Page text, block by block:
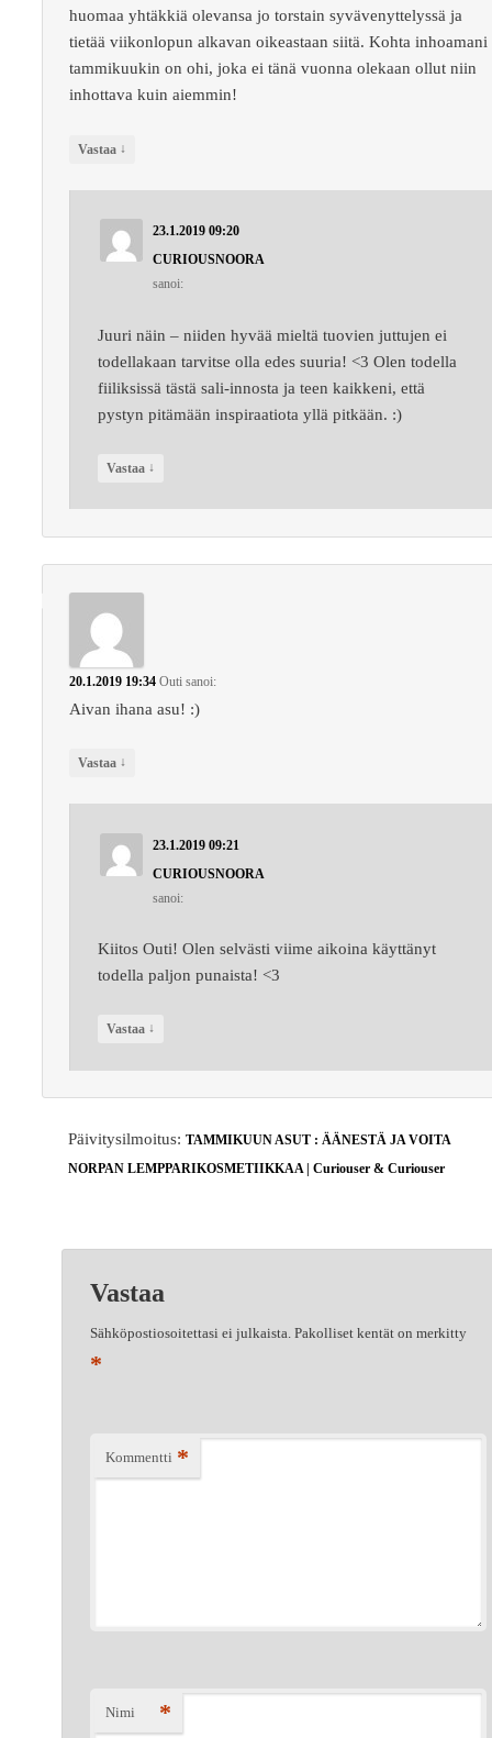
huomaa yhtäkkiä olevansa jo torstain syvävenyttelyssä ja
tietää viikonlopun alkavan oikeastaan siitä. Kohta inhoamani
tammikuukin on ohi, joka ei tänä vuonna olekaan ollut niin
inhottava kuin aiemmin!
Vastaa ↓
23.1.2019 09:20
CURIOUSNOORA
sanoi:
Juuri näin – niiden hyvää mieltä tuovien juttujen ei
todellakaan tarvitse olla edes suuria! <3 Olen todella
fiiliksissä tästä sali-innosta ja teen kaikkeni, että
pystyn pitämään inspiraatiota yllä pitkään. :)
Vastaa ↓
20.1.2019 19:34 Outi sanoi:
Aivan ihana asu! :)
Vastaa ↓
23.1.2019 09:21
CURIOUSNOORA
sanoi:
Kiitos Outi! Olen selvästi viime aikoina käyttänyt
todella paljon punaista! <3
Vastaa ↓
Päivitysilmoitus:TAMMIKUUN ASUT : ÄÄNESTÄ JA VOITA
NORPAN LEMPPARIKOSMETIIKKAA | Curiouser & Curiouser
Vastaa
Sähköpostiosoitettasi ei julkaista. Pakolliset kentät on merkitty
*
Kommentti *
Nimi *